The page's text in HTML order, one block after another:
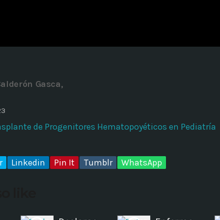
Time
Gasca,
de Progenitores Hematopoyéticos en Pediatría
Linkedin Pin It Tumblr WhatsApp